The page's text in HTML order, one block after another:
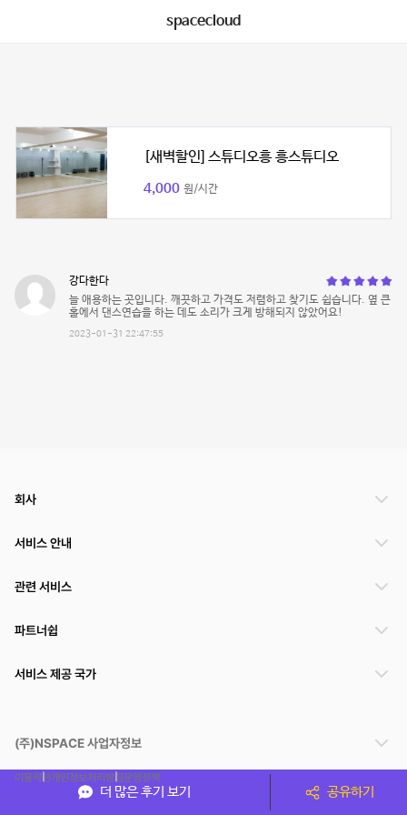
spacecloud
[새벽할인] 스튜디오흥 흥스튜디오
4,000 원/시간
강다한다
늘 애용하는 곳입니다. 깨끗하고 가격도 저렴하고 찾기도 쉽습니다. 옆 큰
홀에서 댄스연습을 하는 데도 소리가 크게 방해되지 않았어요!
2023-01-31 22:47:55
더 많은 후기 보기 공유하기
회사
서비스 안내
관련 서비스
파트너쉽
서비스 제공 국가
(주)NSPACE 사업자정보
이용약관개인정보처리방침운영정책
스페이스클라우드는 통신판매중개자이며 통신판매의 당사자가 아닙니다. 따라서 스페이스클